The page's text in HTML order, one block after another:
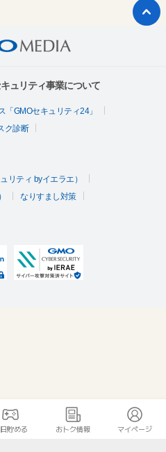
ュリティ事業について
GMOセキュリティ24」
ク診断
リティ byイエラエ）
なりすまし対策
貯める おトク情報 マイページ